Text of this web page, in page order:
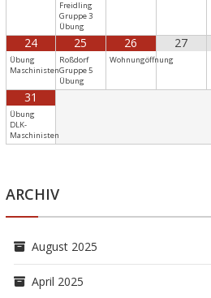
Freidling
Gruppe 3
Übung
24
Übung
Maschinisten
25
Roßdorf
Gruppe 5
Übung
26
Wohnungöffnung
27
31
Übung
DLK-
Maschinisten
ARCHIV
August 2025
April 2025